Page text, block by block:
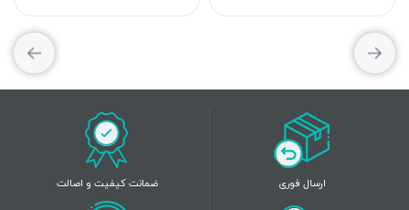
ارسال فوری ضمانت کیفیت و اصالت